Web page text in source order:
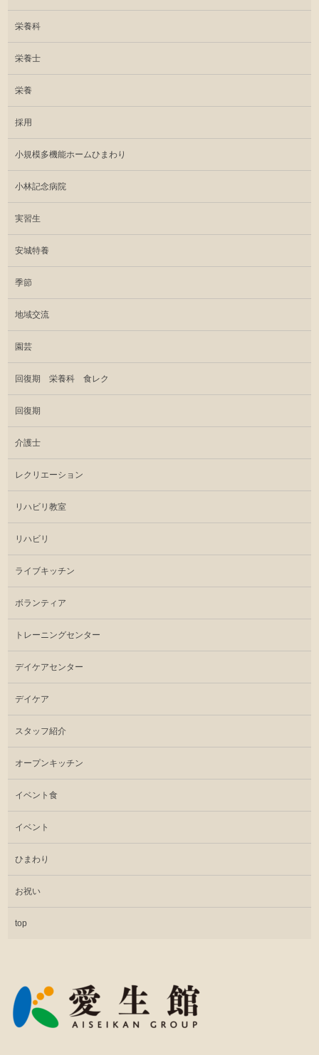
栄養科
栄養士
栄養
採用
小規模多機能ホームひまわり
小林記念病院
実習生
安城特養
季節
地域交流
園芸
回復期 栄養科 食レク
回復期
介護士
レクリエーション
リハビリ教室
リハビリ
ライブキッチン
ボランティア
トレーニングセンター
デイケアセンター
デイケア
スタッフ紹介
オープンキッチン
イベント食
イベント
ひまわり
お祝い
top